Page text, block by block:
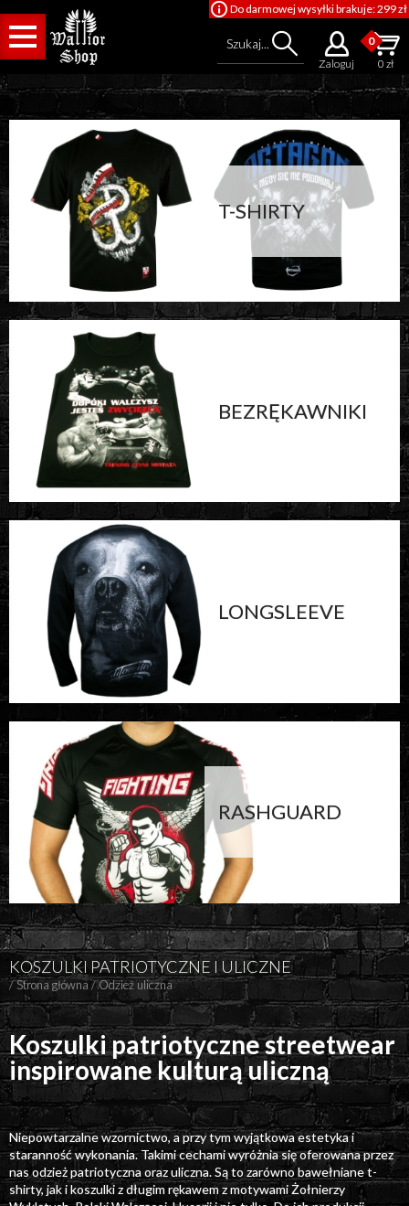
Szukaj...
Cena od
Cena do
Zaloguj
Do darmowej wysyłki brakuje: 299 zł
0
0 zł
T-SHIRTY
BEZRĘKAWNIKI
LONGSLEEVE
RASHGUARD
KOSZULKI PATRIOTYCZNE I ULICZNE
/Strona główna/Odzież uliczna
Koszulki patriotyczne streetwear
inspirowane kulturą uliczną
Niepowtarzalne wzornictwo, a przy tym wyjątkowa estetyka i
staranność wykonania. Takimi cechami wyróżnia się oferowana przez
nas odzież patriotyczna oraz uliczna. Są to zarówno bawełniane t-
shirty, jak i koszulki z długim rękawem z motywami Żołnierzy